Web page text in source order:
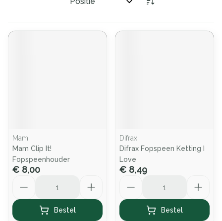
Sorteer op:
Mam
Mam Clip It!
Fopspeenhouder
€ 8,00
Bestel
Difrax
Difrax Fopspeen Ketting I
Love
€ 8,49
Bestel